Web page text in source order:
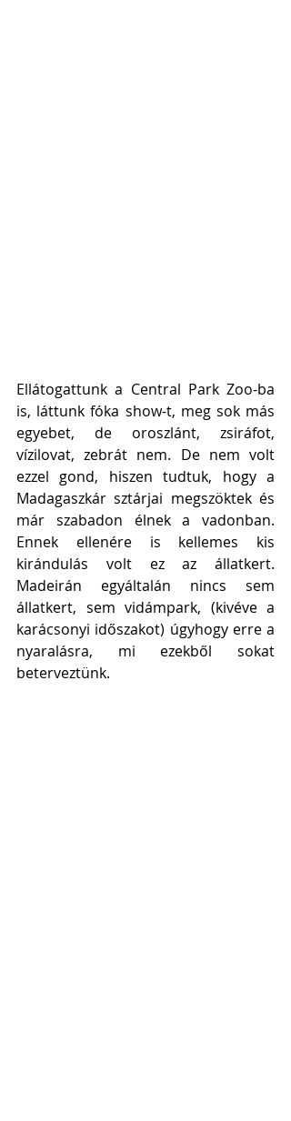
Ellátogattunk a Central Park Zoo-ba
is, láttunk fóka show-t, meg sok más
egyebet, de oroszlánt, zsiráfot,
vízilovat, zebrát nem. De nem volt
ezzel gond, hiszen tudtuk, hogy a
Madagaszkár sztárjai megszöktek és
már szabadon élnek a vadonban.
Ennek ellenére is kellemes kis
kirándulás volt ez az állatkert.
Madeirán egyáltalán nincs sem
állatkert, sem vidámpark, (kivéve a
karácsonyi időszakot) úgyhogy erre a
nyaralásra, mi ezekből sokat
beterveztünk.